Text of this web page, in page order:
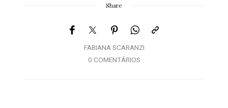
Share
FABIANA SCARANZI
0 COMENTÁRIOS